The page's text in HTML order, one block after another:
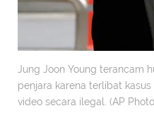
Jung Joon Young terancam
penjara karena terlibat
video secara ilegal. (AP